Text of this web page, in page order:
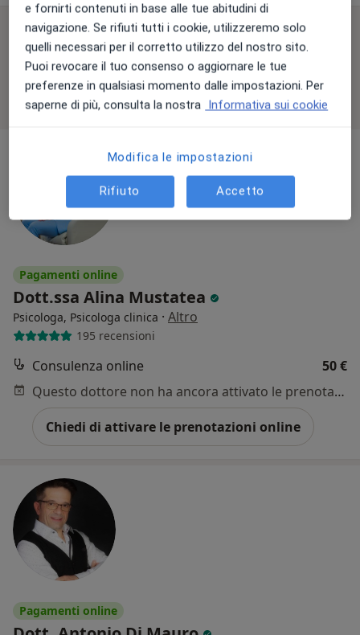
Consulenze online disponibili
I professionisti in quest'area non sono disponibili
per visite di persona. Prova invece le consulenze
online.
Pagamenti online
Dott.ssa Alina Mustatea
Psicologa, Psicologa clinica · Altro
195 recensioni
Consulenza online
50 €
Questo dottore non ha ancora attivato le prenotazioni online presso questo indirizzo.
Chiedi di attivare le prenotazioni online
Pagamenti online
e fornirti contenuti in base alle tue abitudini di
navigazione. Se rifiuti tutti i cookie, utilizzeremo solo
quelli necessari per il corretto utilizzo del nostro sito.
Puoi revocare il tuo consenso o aggiornare le tue
preferenze in qualsiasi momento dalle impostazioni. Per
saperne di più, consulta la nostra Informativa sui cookie
Modifica le impostazioni
Rifiuto Accetto